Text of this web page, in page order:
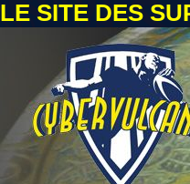
LE SITE DES